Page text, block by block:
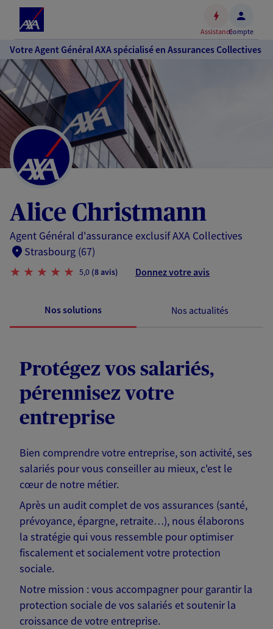
Accéder
au
contenu
principal
Accéder
au
pied
de
page
AssistanceCompte
Votre Agent Général AXA spécialisé en Assurances Collectives
Alice Christmann
Agent Général d'assurance exclusif AXA Collectives
Strasbourg (67)
5,0 (8 avis) Donnez votre avis
Nos solutions Nos actualités
Protégez vos salariés,
pérennisez votre
entreprise
Bien comprendre votre entreprise, son activité, ses
salariés pour vous conseiller au mieux, c'est le
cœur de notre métier.
Après un audit complet de vos assurances (santé,
prévoyance, épargne, retraite…), nous élaborons
la stratégie qui vous ressemble pour optimiser
fiscalement et socialement votre protection
sociale.
Notre mission : vous accompagner pour garantir la
protection sociale de vos salariés et soutenir la
croissance de votre entreprise.